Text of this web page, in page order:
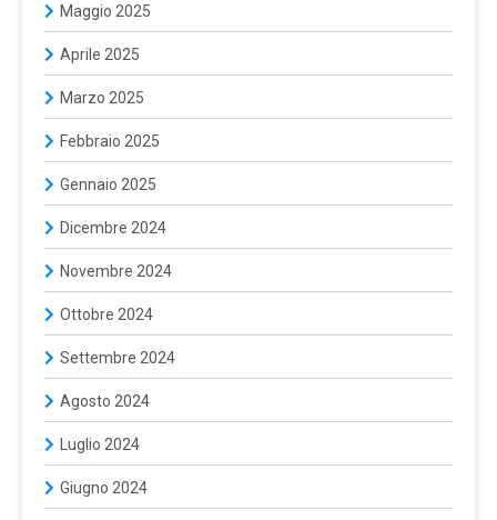
Maggio 2025
Aprile 2025
Marzo 2025
Febbraio 2025
Gennaio 2025
Dicembre 2024
Novembre 2024
Ottobre 2024
Settembre 2024
Agosto 2024
Luglio 2024
Giugno 2024